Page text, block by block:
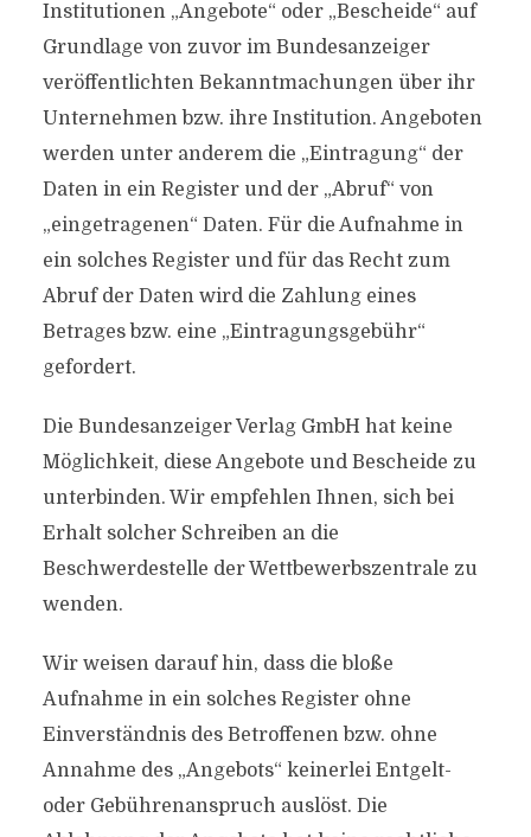
Institutionen „Angebote“ oder „Bescheide“ auf
Grundlage von zuvor im Bundesanzeiger
veröffentlichten Bekanntmachungen über ihr
Unternehmen bzw. ihre Institution. Angeboten
werden unter anderem die „Eintragung“ der
Daten in ein Register und der „Abruf“ von
„eingetragenen“ Daten. Für die Aufnahme in
ein solches Register und für das Recht zum
Abruf der Daten wird die Zahlung eines
Betrages bzw. eine „Eintragungsgebühr“
gefordert.
Die Bundesanzeiger Verlag GmbH hat keine
Möglichkeit, diese Angebote und Bescheide zu
unterbinden. Wir empfehlen Ihnen, sich bei
Erhalt solcher Schreiben an die
Beschwerdestelle der Wettbewerbszentrale zu
wenden.
Wir weisen darauf hin, dass die bloße
Aufnahme in ein solches Register ohne
Einverständnis des Betroffenen bzw. ohne
Annahme des „Angebots“ keinerlei Entgelt-
oder Gebührenanspruch auslöst. Die